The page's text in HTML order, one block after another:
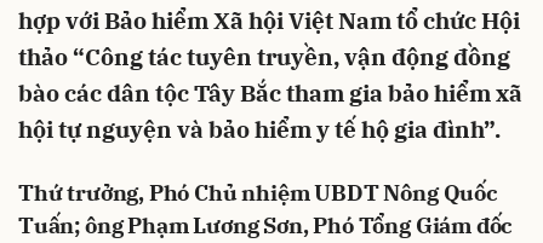
hợp với Bảo hiểm Xã hội Việt Nam tổ chức Hội
thảo “Công tác tuyên truyền, vận động đồng
bào các dân tộc Tây Bắc tham gia bảo hiểm xã
hội tự nguyện và bảo hiểm y tế hộ gia đình”.
Thứ trưởng, Phó Chủ nhiệm UBDT Nông Quốc
Tuấn; ông Phạm Lương Sơn, Phó Tổng Giám đốc